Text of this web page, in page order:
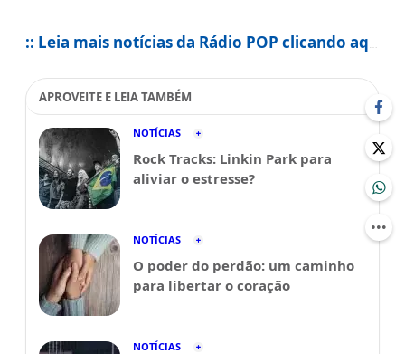
APROVEITE E LEIA TAMBÉM
NOTÍCIAS
Rock Tracks: Linkin Park para
aliviar o estresse?
NOTÍCIAS
O poder do perdão: um caminho
para libertar o coração
NOTÍCIAS